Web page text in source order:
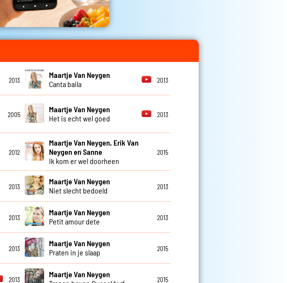
2013
Maartje Van Neygen
Canta baila
2013
2005
Maartje Van Neygen
Het is echt wel goed
2013
2012
Maartje Van Neygen, Erik Van
Neygen en Sanne
Ik kom er wel doorheen
2015
2013
Maartje Van Neygen
Niet slecht bedoeld
2013
2013
Maartje Van Neygen
Petit amour dete
2013
2013
Maartje Van Neygen
Praten in je slaap
2015
2013
Maartje Van Neygen
2015